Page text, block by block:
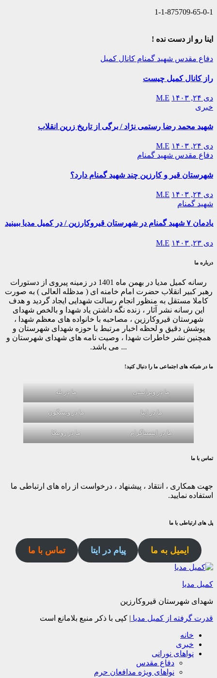
1-1-875709-65-0-1
اینا رو از دست نده !
دفاع مقدس شهید گمنام کانال کمیل
راز کانال کمیل چیست
دی ۲۴, ۱۴۰۳
M.E
خبری
شهید محمد رضا رستمی نژاد / برگی از تاریخ زرین انقلاب
دی ۲۴, ۱۴۰۳
M.E
دفاع مقدس شهید گمنام
شهرستان قیر و کارزین چند شهید گمنام دارد؟
دی ۲۴, ۱۴۰۳
M.E
شهید گمنام
یادمان ۷ شهید گمنام در شهرستان قیروکارزین / در کمیل مدیا ببینید
دی ۲۳, ۱۴۰۳ M.E
درباره ما
رسانه کمیل مدیا در بهمن ماه 1401 در زمینه پیروی از دستورات
رهبر کبیر انقلاب حضرت امام خامنه ای ( مدظله العالی ) به صورت
کاملا مستقل به منظور انجام رسالت شهدایی ایجاد گردید و هدف
این رسانه نشر آثار ، زنده نگه داشتن یاد شهدا و بالخص شهدای
شهرستان قیروکارزین ، مصاحبه با خانواده های معظم شهدا ،
پوشش دقیق و لحظه اخبار مرتبط با حوزه شهدای شهرستان و
همچنین نشر خاطرات شهدا ، وصیت نامه های شهدای شهرستان و
... می باشد.
ما در شبکه های اجتماعی ما را دنبال کنید!
ما در ویراستی ما در بله
ما در ایتا ما در ویسگون
ما در اینستاگرام ما در روبیکا
تماس با ما
جهت همکاری ، انتقاد ، پیشنهاد ، درخواست از راه های ارتباطی ما
استفاده نمایید.
پل های ارتباطی با ما
ایمیل به ما پیام در ایتا تماس با ما
کمیل مدیا
شهدای شهرستان قیروکارزین
قدرت گرفته از کمیل مدیا | کپی با ذکر منبع بلامانع است
خانه
خبری
نواهای نورانی
دفاع مقدس
نواهای ویژه مدافعان حرم